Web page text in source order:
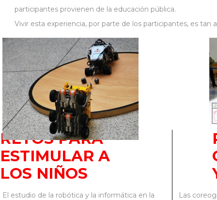
participantes provienen de la educación pública.
Vivir esta experiencia, por parte de los participantes, es
RETOS PARA
ESTIMULAR A
LOS NIÑOS
El estudio de la robótica y la informática en la
Las